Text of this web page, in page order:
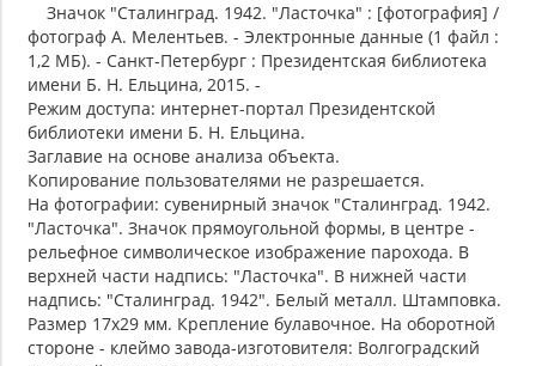
Значок "Сталинград. 1942. "Ласточка" : [фотография] /
фотограф А. Мелентьев. - Электронные данные (1 файл :
1,2 МБ). - Санкт-Петербург : Президентская библиотека
имени Б. Н. Ельцина, 2015. -
Режим доступа: интернет-портал Президентской
библиотеки имени Б. Н. Ельцина.
Заглавие на основе анализа объекта.
Копирование пользователями не разрешается.
На фотографии: сувенирный значок "Сталинград. 1942.
"Ласточка". Значок прямоугольной формы, в центре -
рельефное символическое изображение парохода. В
верхней части надпись: "Ласточка". В нижней части
надпись: "Сталинград. 1942". Белый металл. Штамповка.
Размер 17х29 мм. Крепление булавочное. На оборотной
стороне - клеймо завода-изготовителя: Волгоградский